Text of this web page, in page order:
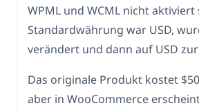
WPML und WCML nicht aktiviert
Standardwährung war USD,
verändert und dann auf USD
Das originale Produkt kostet
aber in WooCommerce